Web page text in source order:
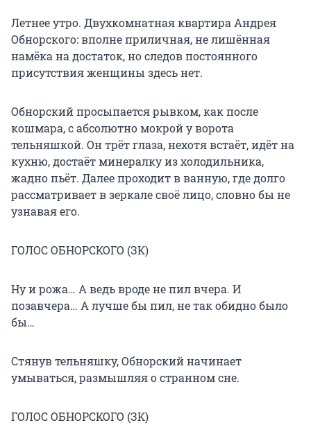
Летнее утро. Двухкомнатная квартира Андрея
Обнорского: вполне приличная, не лишённая
намёка на достаток, но следов постоянного
присутствия женщины здесь нет.
Обнорский просыпается рывком, как после
кошмара, с абсолютно мокрой у ворота
тельняшкой. Он трёт глаза, нехотя встаёт, идёт на
кухню, достаёт минералку из холодильника,
жадно пьёт. Далее проходит в ванную, где долго
рассматривает в зеркале своё лицо, словно бы не
узнавая его.
ГОЛОС ОБНОРСКОГО (ЗК)
Ну и рожа… А ведь вроде не пил вчера. И
позавчера… А лучше бы пил, не так обидно было
бы…
Стянув тельняшку, Обнорский начинает
умываться, размышляя о странном сне.
ГОЛОС ОБНОРСКОГО (ЗК)